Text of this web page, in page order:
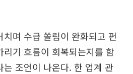
며 수급 쏠림이 완화되고 펀
기 흐름이 회복되는지를 함
조언이 나온다. 한 업계 관